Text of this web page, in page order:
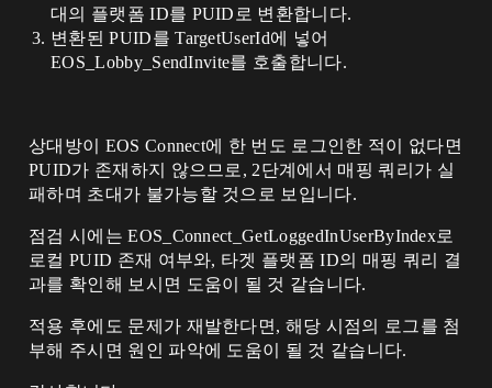
대의 플랫폼 ID를 PUID로 변환합니다.
변환된 PUID를 TargetUserId에 넣어
EOS_Lobby_SendInvite를 호출합니다.
상대방이 EOS Connect에 한 번도 로그인한 적이 없다면
PUID가 존재하지 않으므로, 2단계에서 매핑 쿼리가 실
패하며 초대가 불가능할 것으로 보입니다.
점검 시에는 EOS_Connect_GetLoggedInUserByIndex로
로컬 PUID 존재 여부와, 타겟 플랫폼 ID의 매핑 쿼리 결
과를 확인해 보시면 도움이 될 것 같습니다.
적용 후에도 문제가 재발한다면, 해당 시점의 로그를 첨
부해 주시면 원인 파악에 도움이 될 것 같습니다.